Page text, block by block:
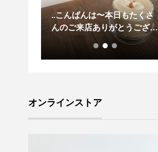
..こんばんは〜本日もたくさ
んのご来店ありがとうござい
ました！..◇写真＜ ほうじ茶
フォームの優しい甘さのバラ
オンラインストア